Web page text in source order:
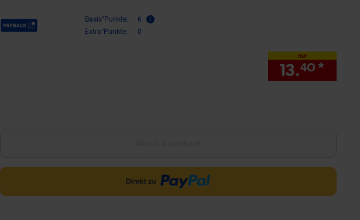
Payback Punkte Basis°Punkte:
6
Extra°Punkte:
0
nur
13.40 *